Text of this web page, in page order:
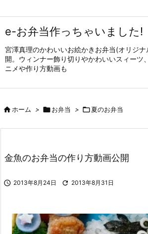
e-お弁当作っちゃいました!
宮澤真理のかわいいお絵かきお弁当(オリジ
開。ウィンナー飾り切りやかわいいスィーツ
ニメや作り方動画も
ホーム > お弁当 > 夏のお弁当
金魚のお弁当の作り方動画公開
 2013年8月24日  2013年8月31日